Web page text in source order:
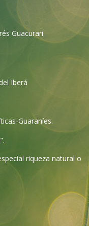
Guacurarí
Iberá
Guaraníes.
riqueza natural o